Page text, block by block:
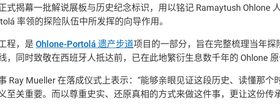
式揭幕一批解说展板与历史纪念标识，用以铭记 Ramaytush Ohlone
率领的探险队伍中所发挥的向导作用。
程，是 Ohlone-Portolá 遗产步道项目的一部分，旨在完整梳理当年探
，同时致敬在西班牙人抵达前，已在此地繁衍生息数千年的 Ohlone
Ray Mueller在落成仪式上表示：“能够亲眼见证这段历史、读懂那个
至关重要。而以尊重史实、还原真相的方式来做这件事，更让这份传